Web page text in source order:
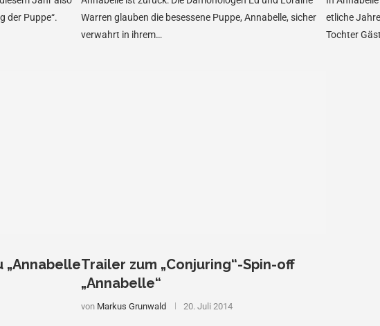
der Puppe“.
Warren glauben die besessene Puppe, Annabelle, sicher
verwahrt in ihrem…
etliche
Tochter
„AnnabelleTrailer zum „Conjuring“-Spin-off
„Annabelle“
von Markus Grunwald 20. Juli 2014